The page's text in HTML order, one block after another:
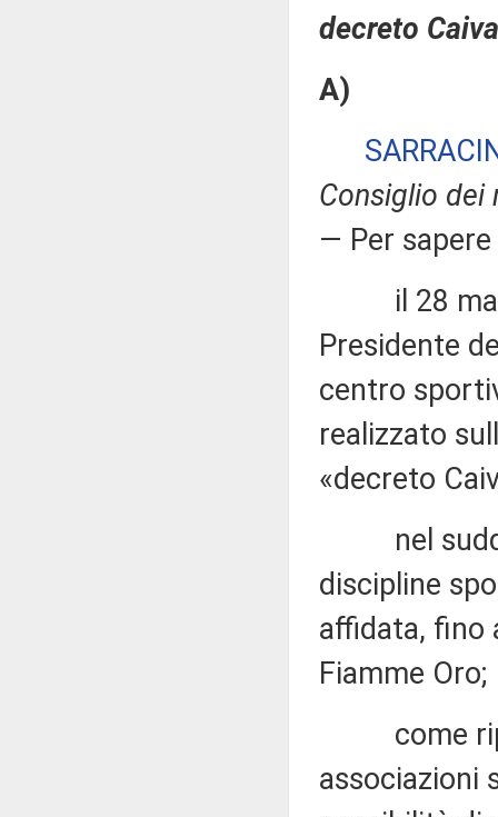
decreto
A)
Consiglio dei
— Per
il 28
Presidente
centro
realizzato
«decreto
nel
discipline
affidata, fino
Fiamme Oro;
come
associazioni